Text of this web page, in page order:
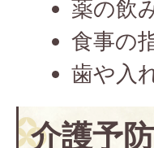
薬の飲
食事の
歯や入
介護予